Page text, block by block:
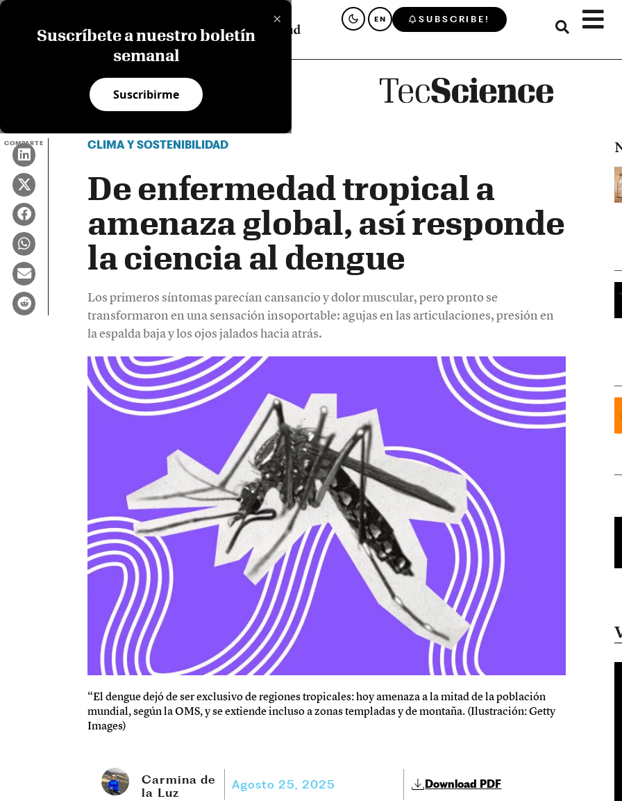
×
Suscríbete a nuestro boletín
semanal
Suscribirme
EN SUBSCRIBE!
COMPARTE CLIMA Y SOSTENIBILIDAD
De enfermedad tropical a
amenaza global, así responde
la ciencia al dengue
Los primeros síntomas parecían cansancio y dolor muscular, pero pronto se
transformaron en una sensación insoportable: agujas en las articulaciones, presión en
la espalda baja y los ojos jalados hacia atrás.
“El dengue dejó de ser exclusivo de regiones tropicales: hoy amenaza a la mitad de la población
mundial, según la OMS, y se extiende incluso a zonas templadas y de montaña. (Ilustración: Getty
Images)
Carmina de
la Luz
Agosto 25, 2025 Download PDF